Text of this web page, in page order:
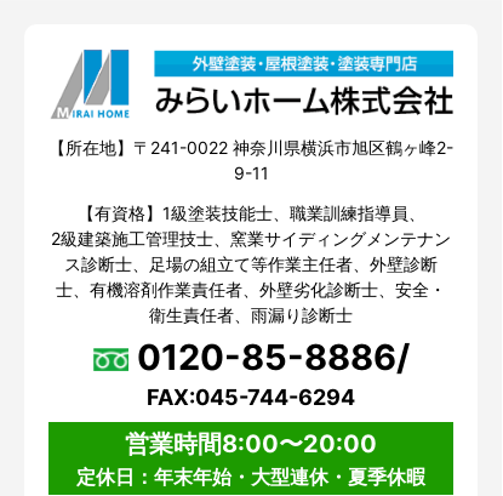
【所在地】〒241-0022 神奈川県横浜市旭区鶴ヶ峰2-
9-11
【有資格】1級塗装技能士、職業訓練指導員、
2級建築施工管理技士、窯業サイディングメンテナン
ス診断士、足場の組立て等作業主任者、外壁診断
士、有機溶剤作業責任者、外壁劣化診断士、安全・
衛生責任者、雨漏り診断士
0120-85-8886/
FAX:045-744-6294
営業時間8:00〜20:00
定休日：年末年始・大型連休・夏季休暇